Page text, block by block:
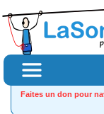
Faites un don pour